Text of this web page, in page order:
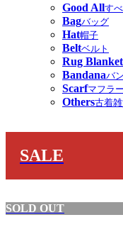
Good Allす
Bagバッグ
Hat帽子
Beltベルト
Rug Blanket
Bandanaバ
Scarfマフラ
Others古着
SALE
SOLD OUT